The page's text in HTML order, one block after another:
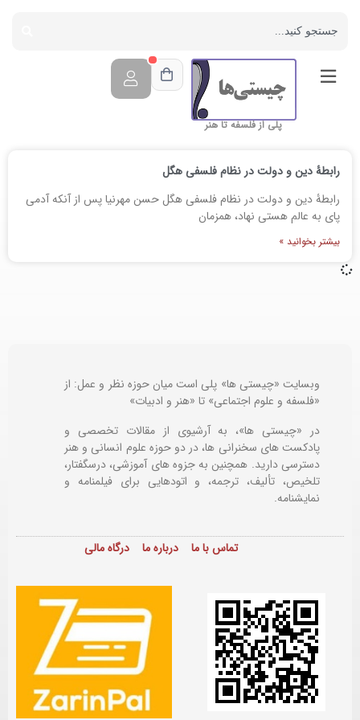
پلی از فلسفه تا هنر
رابطۀ دین و دولت در نظام فلسفی هگل
رابطۀ دین و دولت در نظام فلسفی هگل حسن مهرنیا پس از آنکه آدمی
پای به عالم هستی نهاد، همزمان
بیشتر بخوانید »
وبسایت «چیستی ها» پلی است میان حوزه نظر و عمل: از
«فلسفه و علوم اجتماعی» تا «هنر و ادبیات»
در «چیستی ها»، به آرشیوی از مقالات تخصصی و
پادکست های سخنرانی ها، در دو حوزه علوم انسانی و هنر
دسترسی دارید. همچنین به جزوه های آموزشی، درسگفتار،
تلخیص، تألیف، ترجمه، و اتودهایی برایفیلمنامه و
نمایشنامه.
تماس با ما درباره ما درگاه مالی